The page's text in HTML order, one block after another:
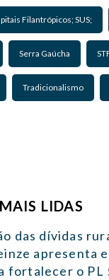
Filantrópicos; SUS;
Serra Gaúcha
Tradicionalismo
LIDAS
das dívidas
apresenta
fortalecer o PL